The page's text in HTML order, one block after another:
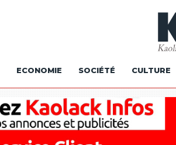
ECONOMIE SOCIÉTÉ CULTURE